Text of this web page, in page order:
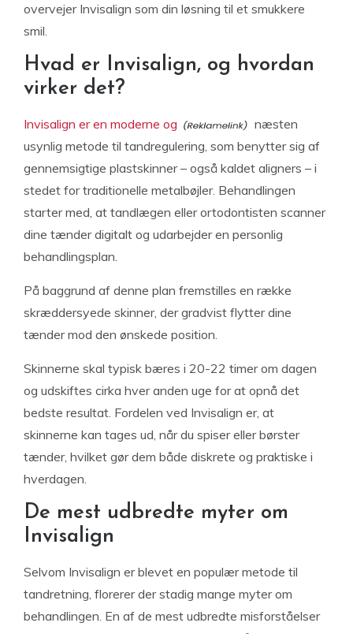
overvejer Invisalign som din løsning til et smukkere
smil.
Hvad er Invisalign, og hvordan
virker det?
Invisalign er en moderne og
næsten
usynlig metode til tandregulering, som benytter sig af
gennemsigtige plastskinner – også kaldet aligners – i
stedet for traditionelle metalbøjler. Behandlingen
starter med, at tandlægen eller ortodontisten scanner
dine tænder digitalt og udarbejder en personlig
behandlingsplan.
På baggrund af denne plan fremstilles en række
skræddersyede skinner, der gradvist flytter dine
tænder mod den ønskede position.
Skinnerne skal typisk bæres i 20-22 timer om dagen
og udskiftes cirka hver anden uge for at opnå det
bedste resultat. Fordelen ved Invisalign er, at
skinnerne kan tages ud, når du spiser eller børster
tænder, hvilket gør dem både diskrete og praktiske i
hverdagen.
De mest udbredte myter om
Invisalign
Selvom Invisalign er blevet en populær metode til
tandretning, florerer der stadig mange myter om
behandlingen. En af de mest udbredte misforståelser